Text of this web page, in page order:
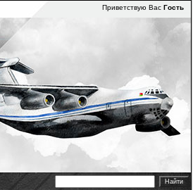
Приветствую Вас Гость